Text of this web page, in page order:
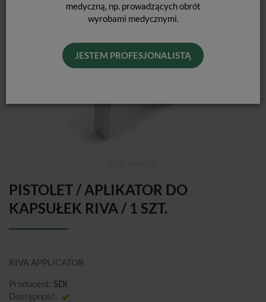
medyczną, np. prowadzących obrót
wyrobami medycznymi.
JESTEM PROFESJONALISTĄ
PISTOLET / APLIKATOR DO
KAPSUŁEK RIVA / 1 SZT.
RIVA APPLICATOR
Producent: SDI
Dostępność: